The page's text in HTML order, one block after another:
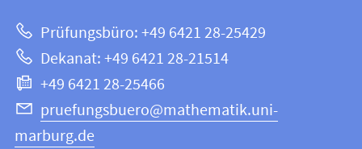
Website
und
Informatik
Prüfungsbüro: +49 6421 28-25429
Dekanat: +49 6421 28-21514
+49 6421 28-25466
pruefungsbuero@mathematik.uni-
marburg.de